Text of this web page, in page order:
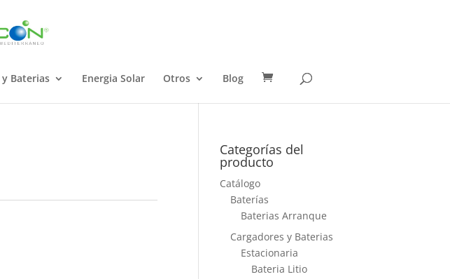
Baterias Energia Solar Otros Blog
Categorías del
producto
Catálogo
Baterías
Baterias Arranque
Cargadores y Baterias
Estacionaria
Bateria Litio